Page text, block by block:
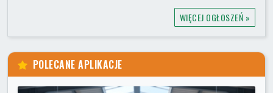
WIĘCEJ OGŁOSZEŃ »
POLECANE APLIKACJE